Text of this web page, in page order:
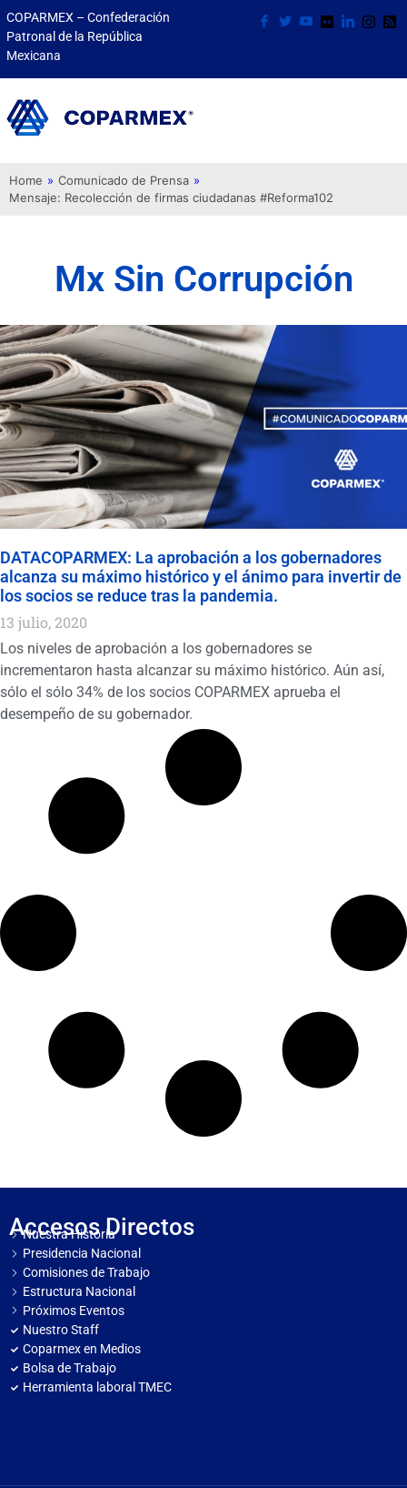
COPARMEX – Confederación
Patronal de la República
Mexicana
Home » Comunicado de Prensa »
Mensaje: Recolección de firmas ciudadanas #Reforma102
Mx Sin Corrupción
DATACOPARMEX: La aprobación a los gobernadores
alcanza su máximo histórico y el ánimo para invertir de
los socios se reduce tras la pandemia.
13 julio, 2020
Los niveles de aprobación a los gobernadores se
incrementaron hasta alcanzar su máximo histórico. Aún así,
sólo el sólo 34% de los socios COPARMEX aprueba el
desempeño de su gobernador.
Accesos Directos
Nuestra Historia
Presidencia Nacional
Comisiones de Trabajo
Estructura Nacional
Próximos Eventos
Nuestro Staff
Coparmex en Medios
Bolsa de Trabajo
Herramienta laboral TMEC